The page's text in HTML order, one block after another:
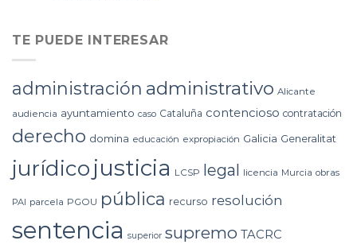
TE PUEDE INTERESAR
administración administrativo Alicante
audiencia ayuntamiento caso Cataluña contencioso contratación
derecho domina educación expropiación Galicia Generalitat
jurídico justicia LCSP legal licencia Murcia obras
PAI parcela PGOU pública recurso resolución
sentencia superior supremo TACRC